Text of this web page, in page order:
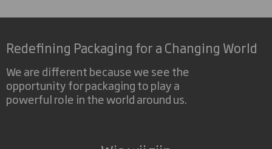
Redefining Packaging for a Changing World
We are different because we see the
opportunity for packaging to play a
powerful role in the world around us.